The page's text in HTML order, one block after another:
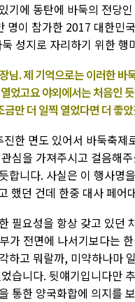
기에 동탄에 바둑의 전당
명이 참가한 2017 대한민
성지로 자리하기 위한 행
님. 제 기억으로는 이러한
었고요 야외에서는 처음인
금만 더 일찍 열었다면 더 좋
한 면도 있어서 바둑축
심을 가져주시고 걸음해
합니다. 사실은 이 행사명
했던 건데 한중 대사 페어
필요성을 항상 갖고 있던
가 전면에 나서기보다는
하고 뭐랄까, 미약하나마
습니다. 뒷얘기입니다만
통한 양국화합에 의지를